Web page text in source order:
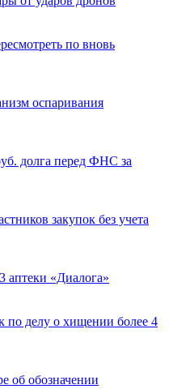
по вновь
оспаривания
долга перед ФНС за
закупок без учета
аптеки «Диалога»
по делу о хищении более 4
об обозначении